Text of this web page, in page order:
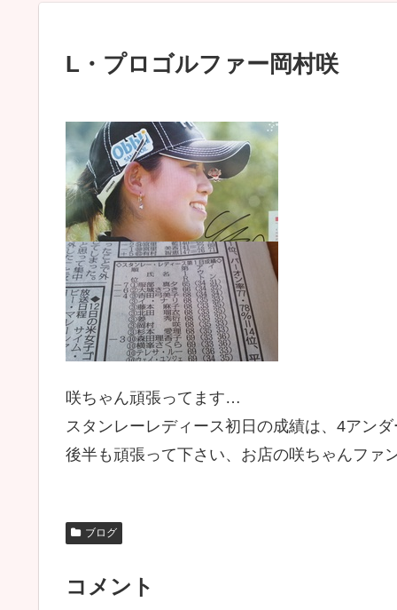
L・プロゴルファー岡村咲
咲ちゃん頑張ってます…
スタンレーレディース初日の成績は、4アン
後半も頑張って下さい、お店の咲ちゃんファ
ブログ
コメント